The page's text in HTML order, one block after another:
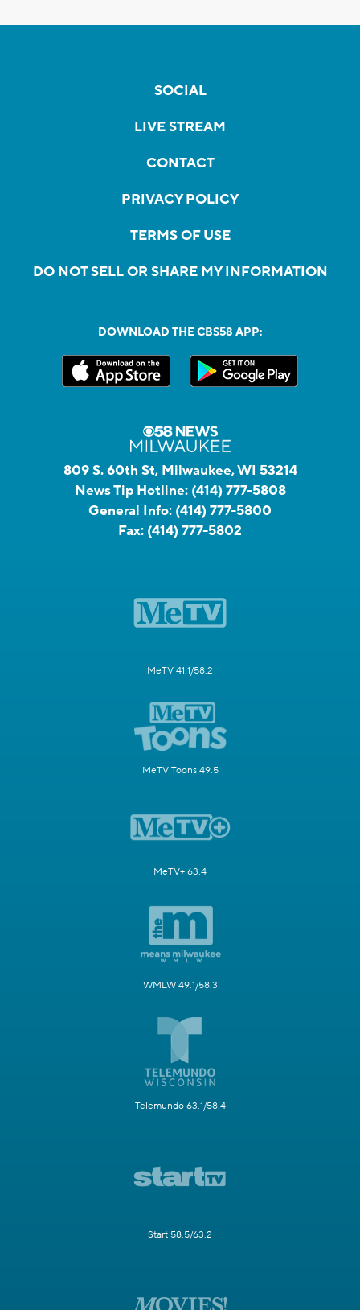
SOCIAL
LIVE STREAM
CONTACT
PRIVACY POLICY
TERMS OF USE
DO NOT SELL OR SHARE MY INFORMATION
DOWNLOAD THE CBS58 APP:
809 S. 60th St, Milwaukee, WI 53214
News Tip Hotline: (414) 777-5808
General Info: (414) 777-5800
Fax: (414) 777-5802
MeTV 41.1/58.2
MeTV Toons 49.5
MeTV+ 63.4
WMLW 49.1/58.3
Telemundo 63.1/58.4
Start 58.5/63.2